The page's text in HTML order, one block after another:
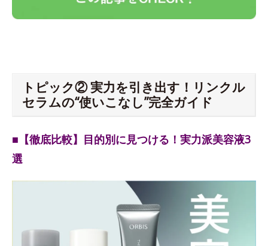
トピック② 実力を引き出す！リンクル
セラムの“使いこなし”完全ガイド
■【徹底比較】目的別に見つける！実力派美容液3
選